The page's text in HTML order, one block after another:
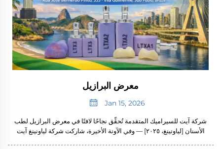
معرض البرازيل
Jan 15, 2026
شركة آيت للسيراميك المتقدمة تُحقِّق نجاحًا لافتًا في معرض البرازيل لطب
الأسنان [لياونينغ، ٢٠٢٥] — وفي الآونة الأخيرة، شاركت شركة لياونينغ آيت